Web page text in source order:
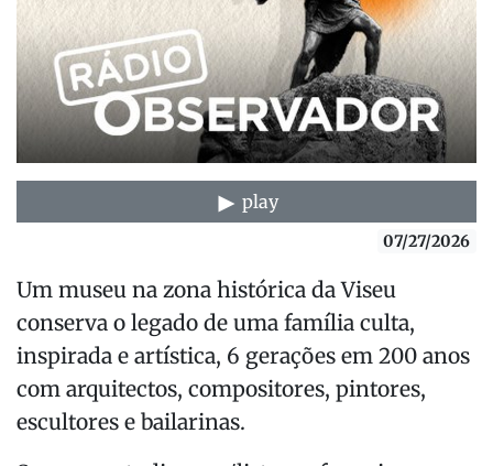
play
07/27/2026
Um museu na zona histórica da Viseu
conserva o legado de uma família culta,
inspirada e artística, 6 gerações em 200 anos
com arquitectos, compositores, pintores,
escultores e bailarinas.